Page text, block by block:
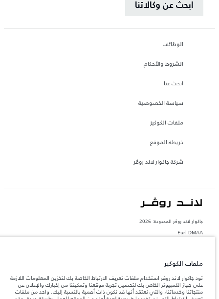
ابحث عن وكالاتنا
الوظائف
الشروط والأحكام
ابحث عنا
سياسة الخصوصية
ملفات الكوكيز
خريطة الموقع
شركة جاكوار لاند روڤر
جاكوار لاند روڨر المحدودة: 2026
Eurl DMAA
والحمولة.
المعلومات والمواصفات والأسعار والألوان المذكورة على هذا الموقع قد تختلف من بلد إلى
آخر، كما أنّها قد تتغير بدون إشعار مسبق. الرجاء التواصل مع وكيلنا المحلي للتأكد من توفّرها
ملفات الكوكيز
تود جاكوار لاند روڤر استخدام ملفات تعريف الارتباط الخاصة بك لتخزين المعلومات اللازمة
على جهاز الكمبيوتر الخاص بك لتحسين تجربة موقعنا وتمكيننا من إخبارك والإعلان عن
منتجاتنا وخدماتنا، والتي نعتقد أنها قد تكون ذات أهمية بالنسبة إليك. واحد من ملفات